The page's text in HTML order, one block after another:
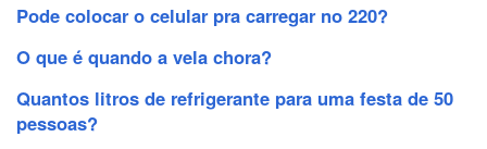
Pode colocar o celular pra carregar no 220?
O que é quando a vela chora?
Quantos litros de refrigerante para uma festa de 50
pessoas?